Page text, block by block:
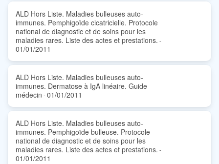
ALD Hors Liste. Maladies bulleuses auto-
immunes. Pemphigoïde cicatricielle. Protocole
national de diagnostic et de soins pour les
maladies rares. Liste des actes et prestations. -
01/01/2011
ALD Hors Liste. Maladies bulleuses auto-
immunes. Dermatose à IgA linéaire. Guide
médecin -01/01/2011
ALD Hors Liste. Maladies bulleuses auto-
immunes. Pemphigoïde bulleuse. Protocole
national de diagnostic et de soins pour les
maladies rares. Liste des actes et prestations. -
01/01/2011